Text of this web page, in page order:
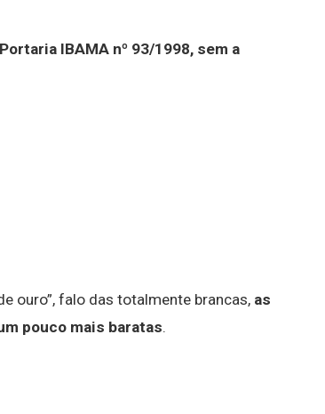
IBAMA nº 93/1998, sem a
ouro”, falo das totalmente brancas, as
pouco mais baratas.